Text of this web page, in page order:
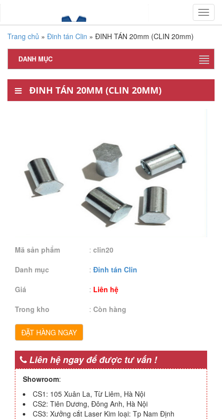
Trang chủ » Đinh tán Clin » ĐINH TÁN 20mm (CLIN 20mm)
DANH MỤC
ĐINH TÁN 20MM (CLIN 20MM)
Mã sản phẩm : clin20
Danh mục
: Đinh tán Clin
Giá
: Liên hệ
Trong kho
: Còn hàng
ĐẶT HÀNG NGAY
Liên hệ ngay để được tư vấn !
Showroom:
CS1: 105 Xuân La, Từ Liêm, Hà Nội
CS2: Tiên Dương, Đông Anh, Hà Nội
CS3: Xưởng cắt Laser Kim loại: Tp Nam Định